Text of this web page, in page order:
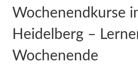
Wochenendkurse
Heidelberg –
Wochenende